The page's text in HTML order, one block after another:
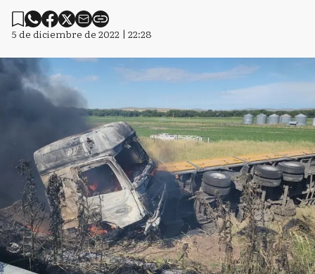
5 de diciembre de 2022 | 22:28